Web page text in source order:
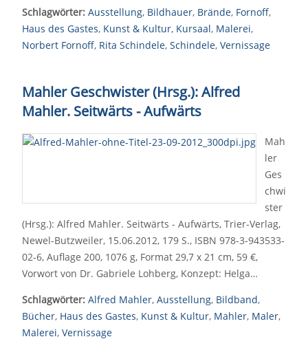
Schlagwörter: Ausstellung, Bildhauer, Brände, Fornoff,
Haus des Gastes, Kunst & Kultur, Kursaal, Malerei,
Norbert Fornoff, Rita Schindele, Schindele, Vernissage
Mahler Geschwister (Hrsg.): Alfred
Mahler. Seitwärts - Aufwärts
Mah
ler
Ges
chwi
ster
(Hrsg.): Alfred Mahler. Seitwärts - Aufwärts, Trier-Verlag,
Newel-Butzweiler, 15.06.2012, 179 S., ISBN 978-3-943533-
02-6, Auflage 200, 1076 g, Format 29,7 x 21 cm, 59 €,
Vorwort von Dr. Gabriele Lohberg, Konzept: Helga…
Schlagwörter: Alfred Mahler, Ausstellung, Bildband,
Bücher, Haus des Gastes, Kunst & Kultur, Mahler, Maler,
Malerei, Vernissage